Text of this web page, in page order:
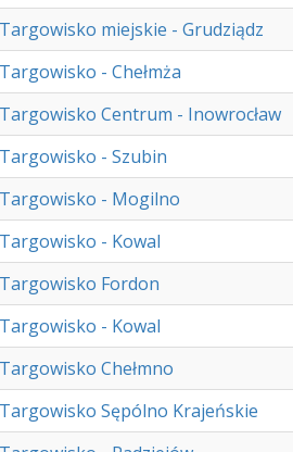
Targowisko miejskie - Grudziądz
Targowisko - Chełmża
Targowisko Centrum - Inowrocław
Targowisko - Szubin
Targowisko - Mogilno
Targowisko - Kowal
Targowisko Fordon
Targowisko - Kowal
Targowisko Chełmno
Targowisko Sępólno Krajeńskie